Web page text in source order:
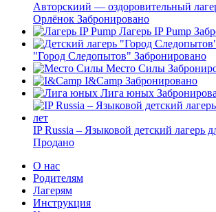
Авторскиий — оздоровительный
Орлёнок Забронировано
Лагерь IP Pump
"Город Следопытов" Забронировано
Место Силы
I&Camp Забронировано
Лига юных
IP Russia – Языковой детский лагерь
Продано
О нас
Родителям
Лагерям
Инструкция